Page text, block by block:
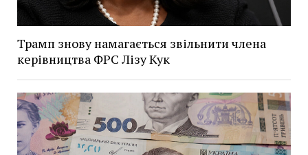
Трамп знову намагається звільнити члена
керівництва ФРС Лізу Кук